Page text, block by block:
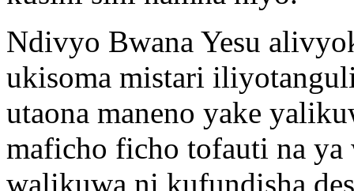
Ndivyo Bwana Yesu
ukisoma mistari
utaona maneno yake
maficho ficho tofauti na ya
walikuwa ni kufundisha